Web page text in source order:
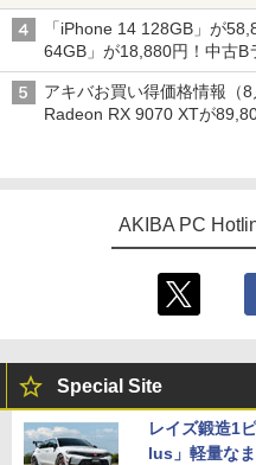
ックアップ text by
「iPhone 14 128GB」が
64GB」が18,880円！中古B
アキバお買い得価格情報（
Radeon RX 9070 XTが
AKIBA PC
Special Site
レイズ鍛造1
lus」軽量な